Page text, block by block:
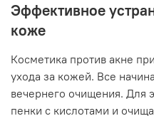
Эффективное
коже
Косметика против акне
ухода за кожей. Все
вечернего очищения. Для
пенки с кислотами и